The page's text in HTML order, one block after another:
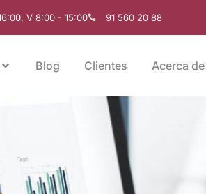
V 8:00 - 15:00 91 560 20 88
Blog Clientes Acerca